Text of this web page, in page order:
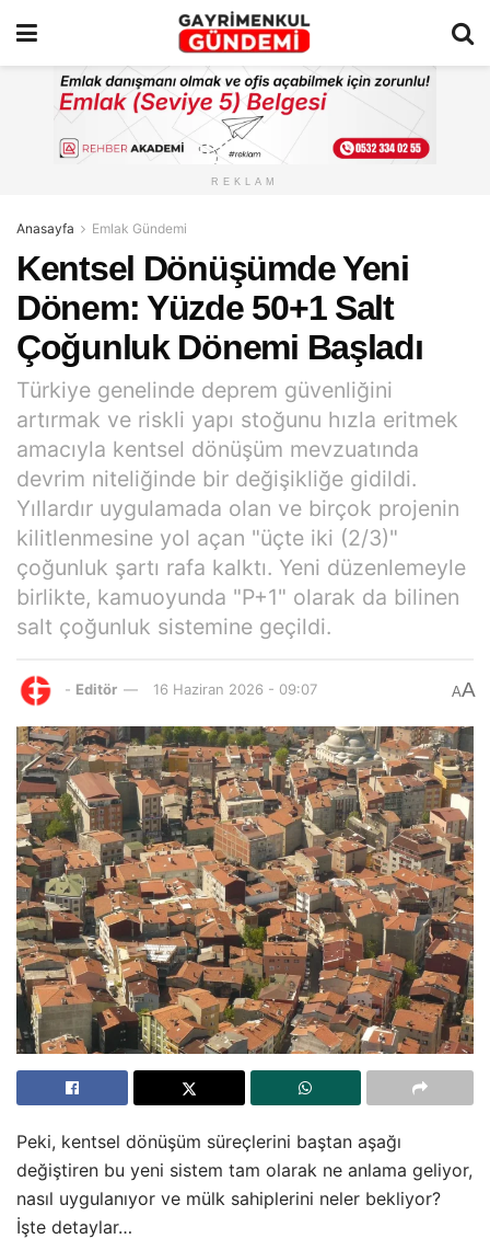
REKLAM
Anasayfa Emlak Gündemi
Kentsel Dönüşümde Yeni
Dönem: Yüzde 50+1 Salt
Çoğunluk Dönemi Başladı
Türkiye genelinde deprem güvenliğini
artırmak ve riskli yapı stoğunu hızla eritmek
amacıyla kentsel dönüşüm mevzuatında
devrim niteliğinde bir değişikliğe gidildi.
Yıllardır uygulamada olan ve birçok projenin
kilitlenmesine yol açan "üçte iki (2/3)"
çoğunluk şartı rafa kalktı. Yeni düzenlemeyle
birlikte, kamuoyunda "P+1" olarak da bilinen
salt çoğunluk sistemine geçildi.
- Editör 16 Haziran 2026 - 09:07 AA
Peki, kentsel dönüşüm süreçlerini baştan aşağı
değiştiren bu yeni sistem tam olarak ne anlama geliyor,
nasıl uygulanıyor ve mülk sahiplerini neler bekliyor?
İşte detaylar…